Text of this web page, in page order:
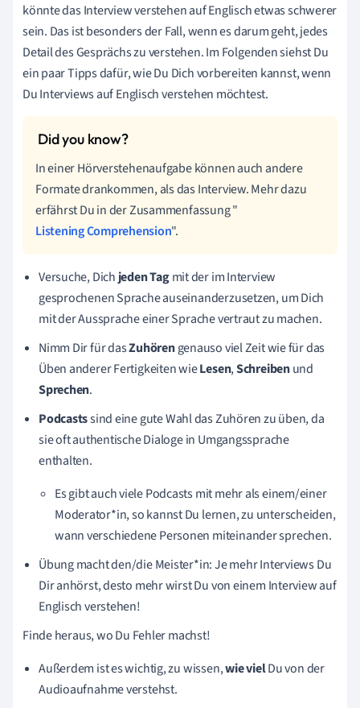
könnte das Interview verstehen auf Englisch etwas schwerer
sein. Das ist besonders der Fall, wenn es darum geht, jedes
Detail des Gesprächs zu verstehen. Im Folgenden siehst Du
ein paar Tipps dafür, wie Du Dich vorbereiten kannst, wenn
Du Interviews auf Englisch verstehen möchtest.
In einer Hörverstehenaufgabe können auch andere
Formate drankommen, als das Interview. Mehr dazu
erfährst Du in der Zusammenfassung "
Listening Comprehension".
Versuche, Dich jeden Tagmit der im Interview
gesprochenen Sprache auseinanderzusetzen, um Dich
mit der Aussprache einer Sprache vertraut zu machen.
Nimm Dir für dasZuhörengenauso viel Zeit wie für das
Üben anderer Fertigkeiten wieLesen,Schreibenund
Sprechen.
Podcastssind eine gute Wahl das Zuhören zu üben, da
sie oft authentische Dialoge in Umgangssprache
enthalten.
Es gibt auch viele Podcasts mit mehr als einem/einer
Moderator*in, so kannst Du lernen, zu unterscheiden,
wann verschiedene Personen miteinander sprechen.
Übung macht den/die Meister*in: Je mehr Interviews Du
Dir anhörst, desto mehr wirst Du von einem Interview auf
Englisch verstehen!
Finde heraus, wo Du Fehler machst!
Außerdem ist es wichtig, zu wissen,wie vielDu von der
Audioaufnahme verstehst.